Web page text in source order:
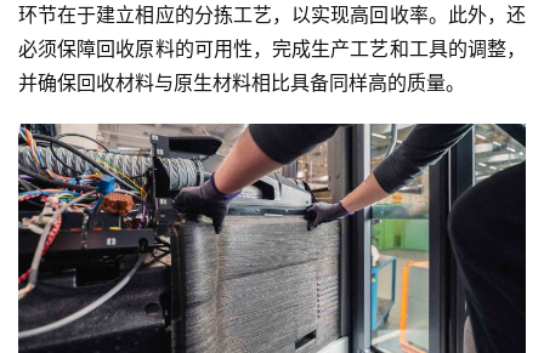
环节在于建立相应的分拣工艺，以实现高回收率。此外，还
必须保障回收原料的可用性，完成生产工艺和工具的调整，
并确保回收材料与原生材料相比具备同样高的质量。